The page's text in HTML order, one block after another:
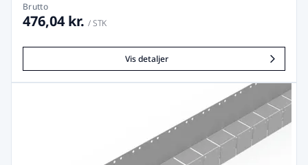
Brutto
476,04 kr. / STK
Vis detaljer